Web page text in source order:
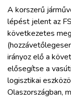
A korszerű
lépést jelent az
következetes
irányoz elő a
elősegítse a
logisztikai
Olaszországban,